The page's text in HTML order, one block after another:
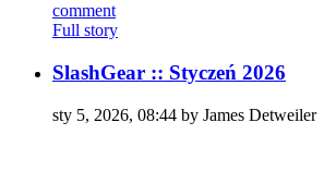
comment
Full story
SlashGear :: Styczeń 2026
sty 5, 2026, 08:44 by James Detweiler